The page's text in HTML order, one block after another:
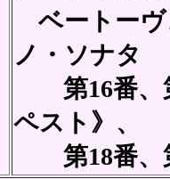
ベートーヴ
ノ・ソナタ
第16番、
ペスト》、
第18番、